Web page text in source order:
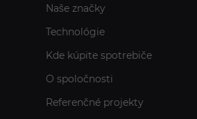
Naše značky
Technológie
Kde kúpite spotrebiče
O spoločnosti
Referenčné projekty